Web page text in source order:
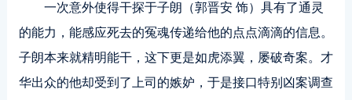
一次意外使得干探于子朗（郭晋安 饰）具有了通灵
的能力，能感应死去的冤魂传递给他的点点滴滴的信息。
子朗本来就精明能干，这下更是如虎添翼，屡破奇案。才
华出众的他却受到了上司的嫉妒，于是接口特别凶案调查